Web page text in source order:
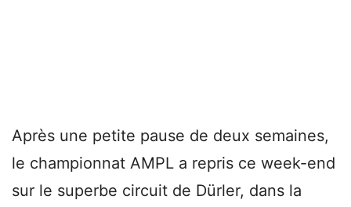
Après une petite pause de deux semaines,
le championnat AMPL a repris ce week-end
sur le superbe circuit de Dürler, dans la